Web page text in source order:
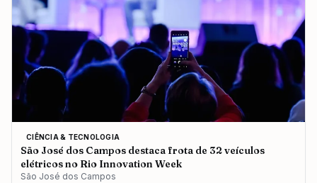
CIÊNCIA & TECNOLOGIA
São José dos Campos destaca frota de 32 veículos
elétricos no Rio Innovation Week
São José dos Campos